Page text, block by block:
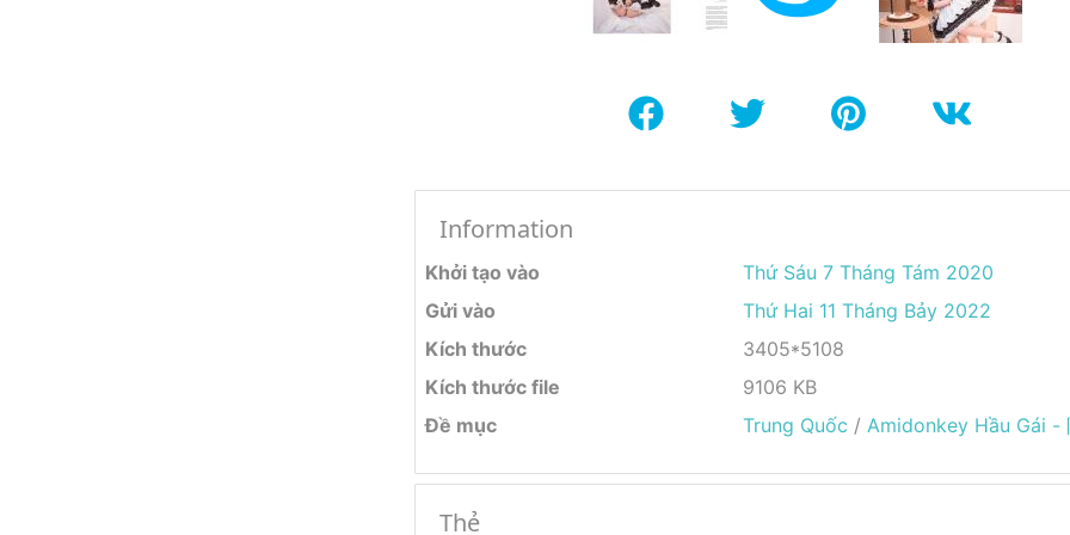
Information
Khởi tạo vào
Thứ Sáu 7 Tháng Tám 2020
Gửi vào
Thứ Hai 11 Tháng Bảy 2022
Kích thước
3405*5108
Kích thước file
9106 KB
Đề mục
Trung Quốc / Amidonkey Hầu Gái -
Thẻ